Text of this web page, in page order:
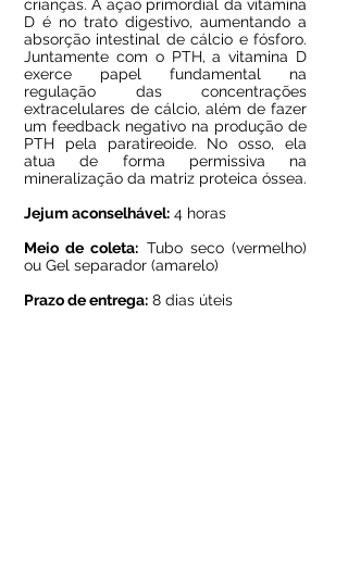
crianças. A ação primordial da vitamina
D é no trato digestivo, aumentando a
absorção intestinal de cálcio e fósforo.
Juntamente com o PTH, a vitamina D
exerce papel fundamental na
regulação das concentrações
extracelulares de cálcio, além de fazer
um feedback negativo na produção de
PTH pela paratireoide. No osso, ela
atua de forma permissiva na
mineralização da matriz proteica óssea.
Jejum aconselhável: 4 horas
Meio de coleta: Tubo seco (vermelho)
ou Gel separador (amarelo)
Prazo de entrega: 8 dias úteis